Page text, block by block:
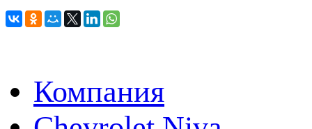
Компания